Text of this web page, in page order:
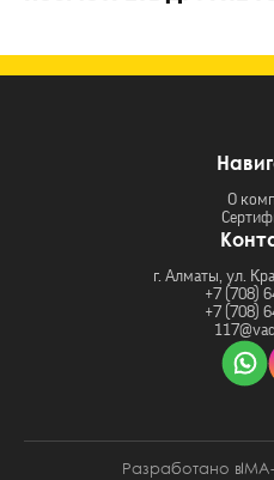
О
г. Алматы, ул.
+7 (708)
+7 (708)
Разработано в